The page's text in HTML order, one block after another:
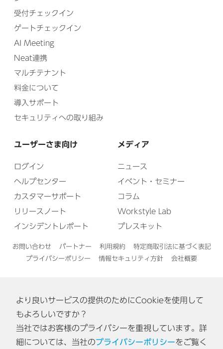
受付チェックイン
ゲートチェックイン
AI Meeting
Neat連携
マルチテナント
料金について
導入サポート
セキュリティへの取り組み
ユーザーさま向け
ログイン
ヘルプセンター
カスタマーサポート
リリースノート
インシデントレポート
メディア
ニュース
イベント・セミナー
コラム
Workstyle Lab
プレスキット
お問い合わせ パートナー 利用規約
特定商取引法に基づく表記
プライバシーポリシー
情報セキュリティ方針 会社概要
より良いサービスの提供のためにCookieを使用して
もよろしいですか？
当社ではお客様のプライバシーを重視しています。詳
細については、当社のプライバシーポリシーをご覧く
認証番号: ISA IS 0170